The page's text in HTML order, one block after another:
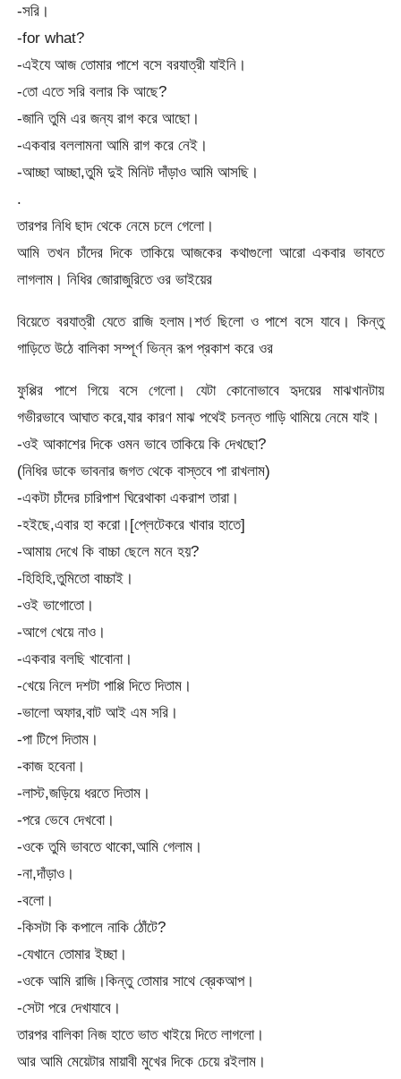
-সরি।
-for what?
-এইযে আজ তোমার পাশে বসে বরযাত্রী যাইনি।
-তো এতে সরি বলার কি আছে?
-জানি তুমি এর জন্য রাগ করে আছো।
-একবার বললামনা আমি রাগ করে নেই।
-আচ্ছা আচ্ছা,তুমি দুই মিনিট দাঁড়াও আমি আসছি।
.
তারপর নিধি ছাদ থেকে নেমে চলে গেলো।
আমি তখন চাঁদের দিকে তাকিয়ে আজকের কথাগুলো আরো একবার ভাবতে
লাগলাম। নিধির জোরাজুরিতে ওর ভাইয়ের
বিয়েতে বরযাত্রী যেতে রাজি হলাম।শর্ত ছিলো ও পাশে বসে যাবে। কিন্তু
গাড়িতে উঠে বালিকা সম্পূর্ণ ভিন্ন রূপ প্রকাশ করে ওর
ফুপ্পির পাশে গিয়ে বসে গেলো। যেটা কোনোভাবে হৃদয়ের মাঝখানটায়
গভীরভাবে আঘাত করে,যার কারণ মাঝ পথেই চলন্ত গাড়ি থামিয়ে নেমে যাই।
-ওই আকাশের দিকে ওমন ভাবে তাকিয়ে কি দেখছো?
(নিধির ডাকে ভাবনার জগত থেকে বাস্তবে পা রাখলাম)
-একটা চাঁদের চারিপাশ ঘিরেথাকা একরাশ তারা।
-হইছে,এবার হা করো।[প্লেটেকরে খাবার হাতে]
-আমায় দেখে কি বাচ্চা ছেলে মনে হয়?
-হিহিহি,তুমিতো বাচ্চাই।
-ওই ভাগোতো।
-আগে খেয়ে নাও।
-একবার বলছি খাবোনা।
-খেয়ে নিলে দশটা পাপ্পি দিতে দিতাম।
-ভালো অফার,বাট আই এম সরি।
-পা টিপে দিতাম।
-কাজ হবেনা।
-লাস্ট,জড়িয়ে ধরতে দিতাম।
-পরে ভেবে দেখবো।
-ওকে তুমি ভাবতে থাকো,আমি গেলাম।
-না,দাঁড়াও।
-বলো।
-কিসটা কি কপালে নাকি ঠোঁটে?
-যেখানে তোমার ইচ্ছা।
-ওকে আমি রাজি।কিন্তু তোমার সাথে ব্রেকআপ।
-সেটা পরে দেখাযাবে।
তারপর বালিকা নিজ হাতে ভাত খাইয়ে দিতে লাগলো।
আর আমি মেয়েটার মায়াবী মুখের দিকে চেয়ে রইলাম।